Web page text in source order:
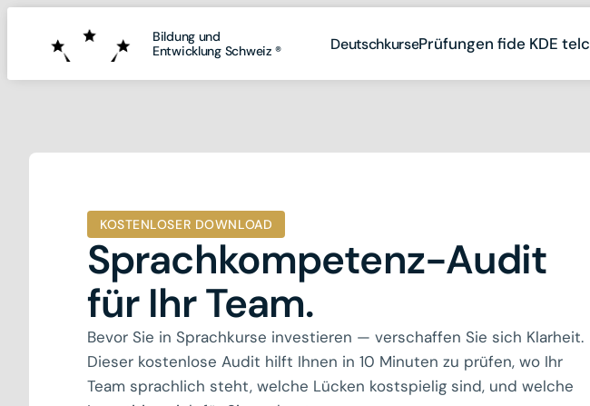
Bildung und
Entwicklung Schweiz ®
DeutschkursePrüfungen fide KDE telc
Bildung und
Entwicklung Schweiz ®
DeutschkursePrüfungen fide KDE telc
KOSTENLOSER DOWNLOAD
Sprachkompetenz-Audit
für Ihr Team.
Bevor Sie in Sprachkurse investieren — verschaffen Sie sich Klarheit.
Dieser kostenlose Audit hilft Ihnen in 10 Minuten zu prüfen, wo Ihr
Team sprachlich steht, welche Lücken kostspielig sind, und welche